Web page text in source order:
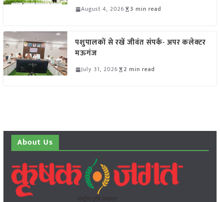
August 4, 2026 3 min read
पशुपालकों से रखें जीवंत संपर्क- अपर कलेक्टर
मऊगंज
July 31, 2026 2 min read
About Us